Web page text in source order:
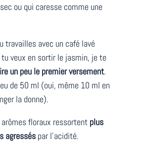
ou qui caresse comme une
travailles avec un café lavé
tu veux en sortir le jasmin, je te
un peu le premier versement.
de 50 ml (oui, même 10 ml en
la donne).
floraux ressortent plus
agresséspar l’acidité.